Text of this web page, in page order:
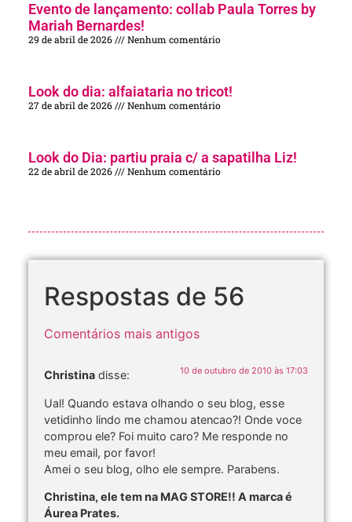
Evento de lançamento: collab Paula Torres by
Mariah Bernardes!
29 de abril de 2026 Nenhum comentário
Look do dia: alfaiataria no tricot!
27 de abril de 2026 Nenhum comentário
Look do Dia: partiu praia c/ a sapatilha Liz!
22 de abril de 2026 Nenhum comentário
Respostas de 56
Comentários mais antigos
Christina disse: 10 de outubro de 2010 às 17:03
Ual! Quando estava olhando o seu blog, esse
vetidinho lindo me chamou atencao?! Onde voce
comprou ele? Foi muito caro? Me responde no
meu email, por favor!
Amei o seu blog, olho ele sempre. Parabens.
Christina, ele tem na MAG STORE!! A marca é
Áurea Prates.